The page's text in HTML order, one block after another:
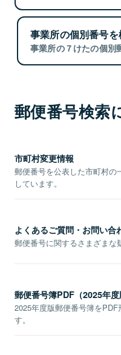
事業所の個別番号を
事業所の７けたの個別
郵便番号検索
市町村変更情報
郵便番号を公表した市町村
しています。
よくあるご質問・お問い合
郵便番号に関するさまざまな
郵便番号簿PDF（2025年度
2025年度版郵便番号簿を
す。